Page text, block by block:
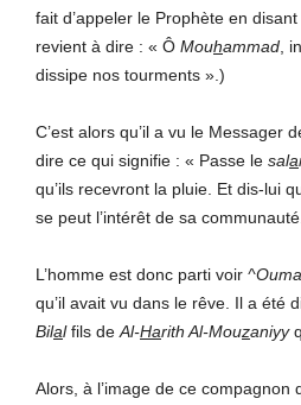
fait d’appeler le Prophète en disant
revient à dire : « Ô Mouhammad ,
dissipe nos tourments ».)
C’est alors qu’il a vu le Messager
dire ce qui signifie : « Passe le sala
qu’ils recevront la pluie. Et dis-lui
se peut l’intérêt de sa
L’homme est donc parti voir
qu’il avait vu dans le rêve. Il a été
Bilalfils de Al-Harith Al-Mouzaniyy
Alors, à l’image de ce compagnon